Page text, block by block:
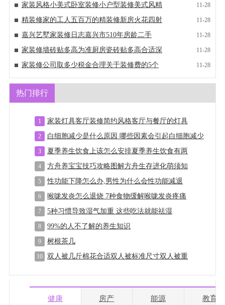
11-28
家装风格小美式卧室装修小户型装修美式风精
11-28
精装修家的工人五百万的精装修新房火花四射
11-28
嘉兴艺墅家装修日志嘉兴市510年房龄二手
11-28
家装修墙砖贴多高为准厨房瓷砖贴多高合适深
11-28
家装修公司取多少税金合理关于装修费的5个
热门排行
1 家装灯具客厅装修简约风格客厅与餐厅的灯具
2 白细胞减少是什么原因 哪些因素会引起白细胞减少
3 夏季养生饮食上该怎么安排夏季养生饮食有两
4 方舟养宝宝技巧攻略图解方舟生存进化萌须知
5 性功能下降怎么办,男性为什么会性功能减退
6 喉咙发炎怎么退烧 7种食物缓解喉咙发炎疼痛
7 5种习惯导致湿气加重 这些吃法就能祛湿
8 99%的人不了解的养生知识
9 树根茶几
10 双人被几斤棉花合适双人被标准尺寸双人被重
健康 房产 能源 教育